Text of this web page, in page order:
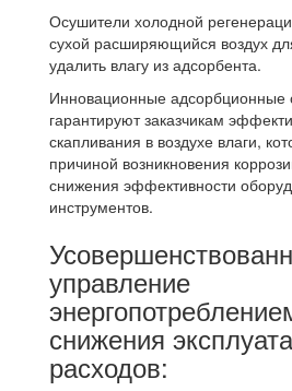
Осушители холодной
сухой расширяющийся воздух
удалить влагу из адсорбента.
Инновационные адсорбционные
гарантируют заказчикам
скапливания в воздухе влаги,
причиной возникновения
снижения эффективности
инструментов.
управление
снижения
расходов: